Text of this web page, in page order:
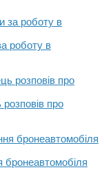
роботу в
про
бронеавтомобіля